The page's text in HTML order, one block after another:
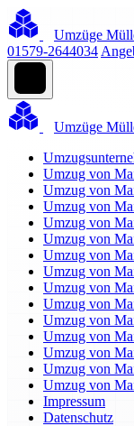
Umzüge
01579-2644034
Umzüge
Umzug von
Umzug von
Umzug von
Umzug von
Umzug von
Umzug von
Umzug von
Umzug von
Umzug von
Umzug von
Umzug von
Umzug von
Umzug von
Umzug von
Impressum
Datenschutz